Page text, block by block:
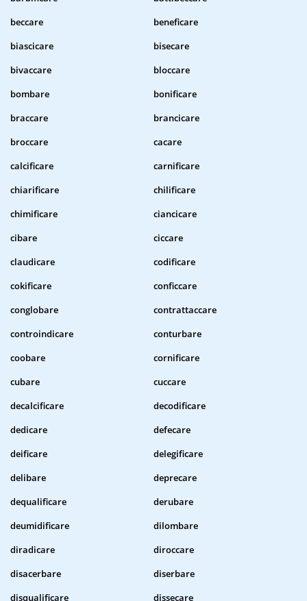
beccare
beneficare
biascicare
bisecare
bivaccare
bloccare
bombare
bonificare
braccare
brancicare
broccare
cacare
calcificare
carnificare
chiarificare
chilificare
chimificare
ciancicare
cibare
ciccare
claudicare
codificare
cokificare
conficcare
conglobare
contrattaccare
controindicare
conturbare
coobare
cornificare
cubare
cuccare
decalcificare
decodificare
dedicare
defecare
deificare
delegificare
delibare
deprecare
dequalificare
derubare
deumidificare
dilombare
diradicare
diroccare
disacerbare
diserbare
disqualificare
dissecare